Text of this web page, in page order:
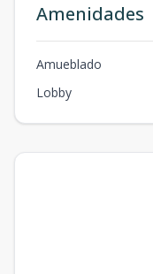
Amenidades
Amueblado
Lobby